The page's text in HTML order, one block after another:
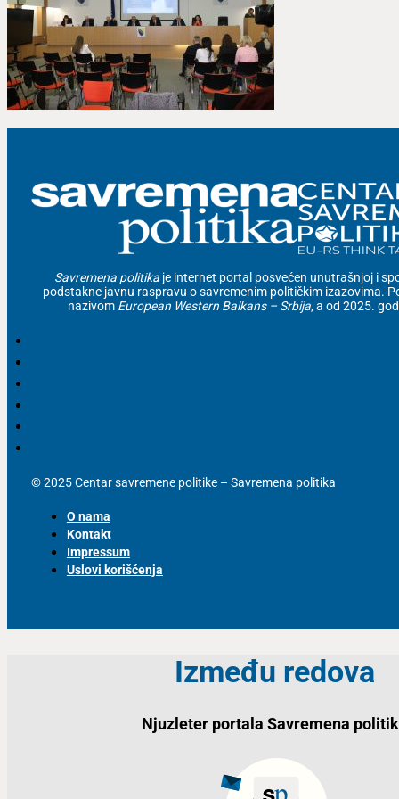
Savremena politika je internet portal posvećen unutrašnjoj i
podstakne javnu raspravu o savremenim političkim izazovima.
nazivom European Western Balkans – Srbija, a od 2025.
© 2025 Centar savremene politike – Savremena politika
O nama
Kontakt
Impressum
Uslovi korišćenja
Između redova
Njuzleter portala Savremena